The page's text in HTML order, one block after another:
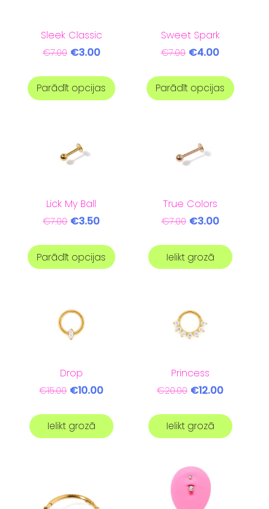
Sleek Classic
€7.00 €3.00
Parādīt opcijas
Sweet Spark
€7.00 €4.00
Parādīt opcijas
Lick My Ball
€7.00 €3.50
Parādīt opcijas
True Colors
€7.00 €3.00
Ielikt grozā
Drop
€15.00 €10.00
Ielikt grozā
Princess
€20.00 €12.00
Ielikt grozā